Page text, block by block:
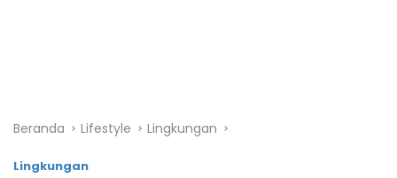
Beranda Lifestyle Lingkungan
Lingkungan